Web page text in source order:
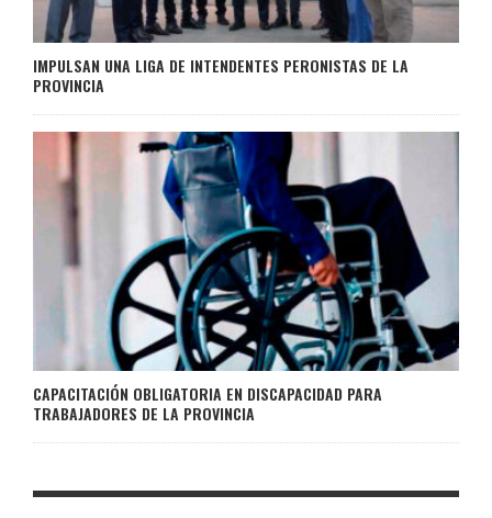
IMPULSAN UNA LIGA DE INTENDENTES PERONISTAS DE LA
PROVINCIA
CAPACITACIÓN OBLIGATORIA EN DISCAPACIDAD PARA
TRABAJADORES DE LA PROVINCIA